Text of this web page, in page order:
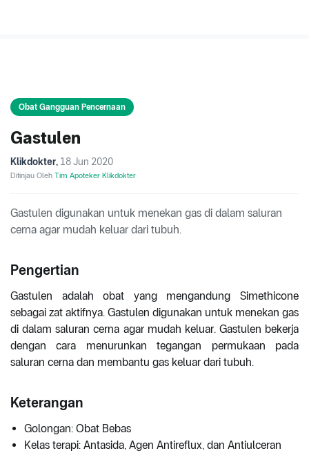
Obat Gangguan Pencernaan
Gastulen
Klikdokter, 18 Jun 2020
Ditinjau Oleh Tim Apoteker Klikdokter
Gastulen digunakan untuk menekan gas di dalam saluran
cerna agar mudah keluar dari tubuh.
Pengertian
Gastulen adalah obat yang mengandung Simethicone
sebagai zat aktifnya. Gastulen digunakan untuk menekan gas
di dalam saluran cerna agar mudah keluar. Gastulen bekerja
dengan cara menurunkan tegangan permukaan pada
saluran cerna dan membantu gas keluar dari tubuh.
Keterangan
Golongan: Obat Bebas
Kelas terapi: Antasida, Agen Antireflux, dan Antiulceran